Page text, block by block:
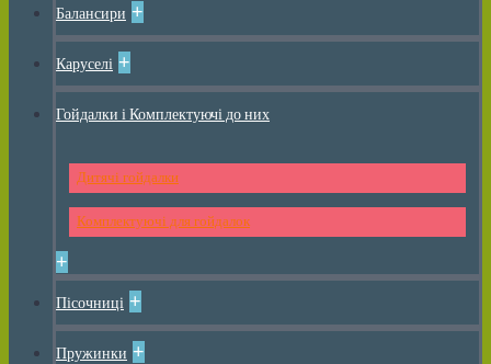
Балансири +
Каруселі +
Гойдалки і Комплектуючі до них
Дитячі гойдалки
Комплектуючі для гойдалок
+
Пісочниці +
Пружинки +